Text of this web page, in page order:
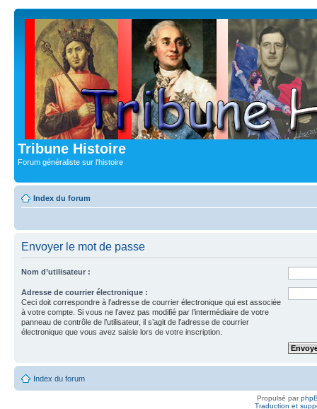
Tribune Histoire
Forum généraliste sur l'histoire
Index du forum
Envoyer le mot de passe
Nom d’utilisateur :
Adresse de courrier électronique :
Ceci doit correspondre à l’adresse de courrier électronique qui est associée
à votre compte. Si vous ne l’avez pas modifié par l’intermédiaire de votre
panneau de contrôle de l’utilisateur, il s’agit de l’adresse de courrier
électronique que vous avez saisie lors de votre inscription.
Index du forum
Propulsé par
Traduction et